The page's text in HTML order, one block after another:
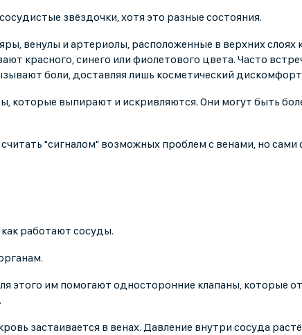
звёздочки, хотя это разные состояния.
венулы и артериолы, расположенные в верхних слоях
красного, синего или фиолетового цвета. Часто
боли, доставляя лишь косметический дискомфорт.
которые выпирают и искривляются. Они могут быть
"сигналом" возможных проблем с венами, но сами
работают сосуды.
этого им помогают односторонние клапаны, которые
застаивается в венах. Давление внутри сосуда